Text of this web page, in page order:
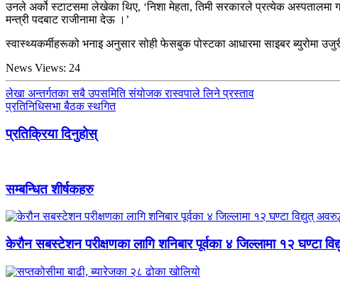
उनले अर्को स्टाटसमा लेखेका थिए, ‘निशा मेहता, तिमी सरकारले प्रत्येक
मन्त्री पदबाट राजीनामा देऊ ।’
स्वास्थ्यकर्मीहरूको भनाइ अनुसार सोही फेसबुक पोस्टका आधारमा साइबर ब्युरोमा
News Views: 24
लेखा अन्तर्गतका सबै उपसमिति संयोजक रास्वपाले लिने प्रस्ताव
प्रतिनिधिसभा बैठक स्थगित
प्रतिक्रिया दिनुहोस्
सम्बन्धित शीर्षकहरु
केरौन सबस्टेशन परीक्षणका लागि शनिबार पूर्वका ४ जिल्लामा १२ घण्टा